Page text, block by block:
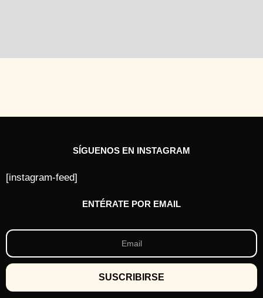
SÍGUENOS EN INSTAGRAM
[instagram-feed]
ENTÉRATE POR EMAIL